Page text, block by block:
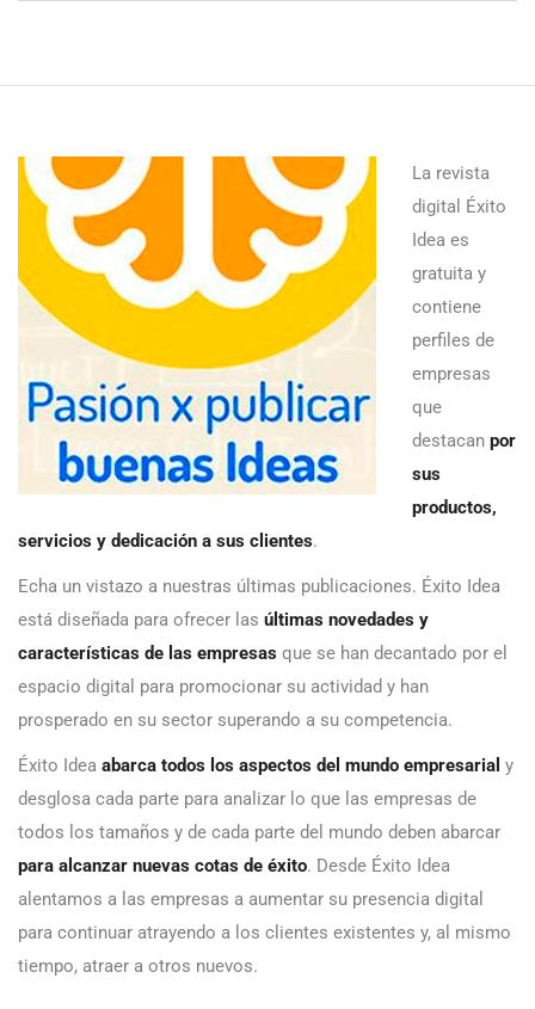
La revista
digital Éxito
Idea es
gratuita y
contiene
perfiles de
empresas
que
destacan por
sus
productos,
servicios y dedicación a sus clientes.
Echa un vistazo a nuestras últimas publicaciones. Éxito Idea
está diseñada para ofrecer las últimas novedades y
características de las empresas que se han decantado por el
espacio digital para promocionar su actividad y han
prosperado en su sector superando a su competencia.
Éxito Idea abarca todos los aspectos del mundo empresarial y
desglosa cada parte para analizar lo que las empresas de
todos los tamaños y de cada parte del mundo deben abarcar
para alcanzar nuevas cotas de éxito. Desde Éxito Idea
alentamos a las empresas a aumentar su presencia digital
para continuar atrayendo a los clientes existentes y, al mismo
tiempo, atraer a otros nuevos.